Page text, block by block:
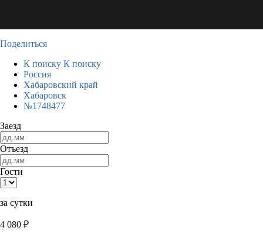
Поделиться
К поиску К поиску
Россия
Хабаровский край
Хабаровск
№1748477
Заезд
Отъезд
Гости
за сутки
4 080 ₽